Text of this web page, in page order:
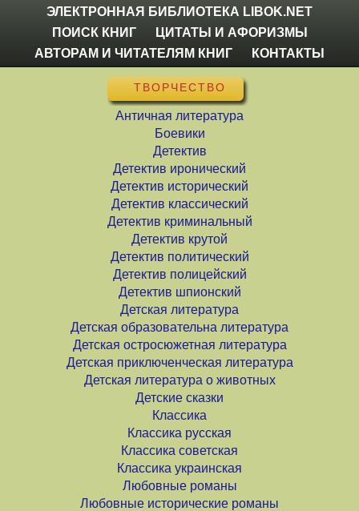
ЭЛЕКТРОННАЯ БИБЛИОТЕКА LIBOK.NET
ПОИСК КНИГ
ЦИТАТЫ И АФОРИЗМЫ
АВТОРАМ И ЧИТАТЕЛЯМ КНИГ
КОНТАКТЫ
ТВОРЧЕСТВО
Античная литература
Боевики
Детектив
Детектив иронический
Детектив исторический
Детектив классический
Детектив криминальный
Детектив крутой
Детектив политический
Детектив полицейский
Детектив шпионский
Детская литература
Детская образовательна литература
Детская остросюжетная литература
Детская приключенческая литература
Детская литература о животных
Детские сказки
Классика
Классика русская
Классика советская
Классика украинская
Любовные романы
Любовные исторические романы